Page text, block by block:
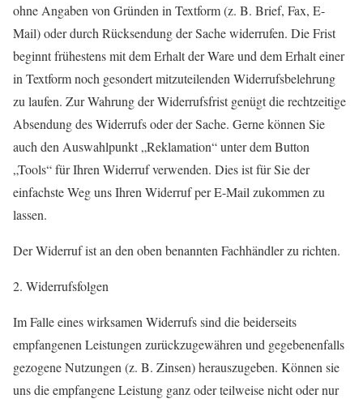
ohne Angaben von Gründen in Textform (z. B. Brief, Fax, E-
Mail) oder durch Rücksendung der Sache widerrufen. Die Frist
beginnt frühestens mit dem Erhalt der Ware und dem Erhalt einer
in Textform noch gesondert mitzuteilenden Widerrufsbelehrung
zu laufen. Zur Wahrung der Widerrufsfrist genügt die rechtzeitige
Absendung des Widerrufs oder der Sache. Gerne können Sie
auch den Auswahlpunkt „Reklamation“ unter dem Button
„Tools“ für Ihren Widerruf verwenden. Dies ist für Sie der
einfachste Weg uns Ihren Widerruf per E-Mail zukommen zu
lassen.
Der Widerruf ist an den oben benannten Fachhändler zu richten.
2. Widerrufsfolgen
Im Falle eines wirksamen Widerrufs sind die beiderseits
empfangenen Leistungen zurückzugewähren und gegebenenfalls
gezogene Nutzungen (z. B. Zinsen) herauszugeben. Können sie
uns die empfangene Leistung ganz oder teilweise nicht oder nur